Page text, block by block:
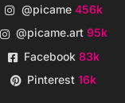
@picame 456k
@picame.art95k
Facebook83k
Pinterest16k